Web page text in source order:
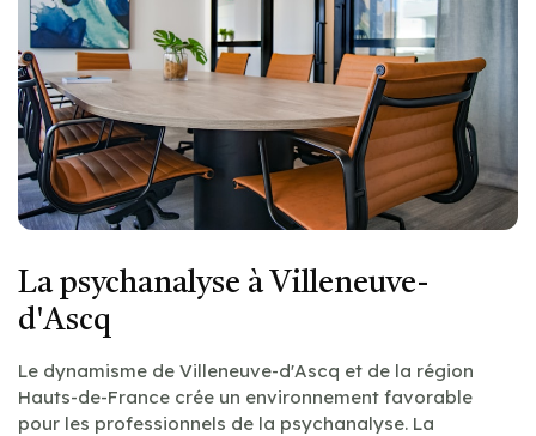
La psychanalyse à Villeneuve-
d'Ascq
Le dynamisme de Villeneuve-d'Ascq et de la région
Hauts-de-France crée un environnement favorable
pour les professionnels de la psychanalyse. La